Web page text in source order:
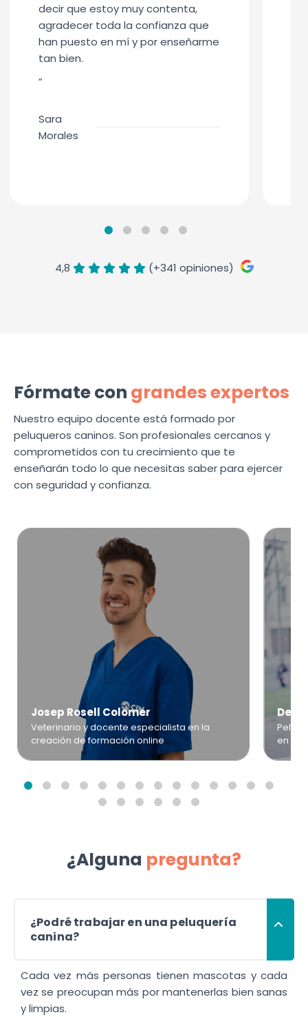
decir que estoy muy contenta,
agradecer toda la confianza que
han puesto en mí y por enseñarme
tan bien.
”
Sara
Morales
4,8 (+341 opiniones)
Fórmate con grandes expertos
Nuestro equipo docente está formado por
peluqueros caninos. Son profesionales cercanos y
comprometidos con tu crecimiento que te
enseñarán todo lo que necesitas saber para ejercer
con seguridad y confianza.
Josep Rosell Colomer
Veterinario y docente especialista en la
creación de formación online
en
¿Alguna pregunta?
¿Podré trabajar en una peluquería
canina?
Cada vez más personas tienen mascotas y cada
vez se preocupan más por mantenerlas bien sanas
y limpias.